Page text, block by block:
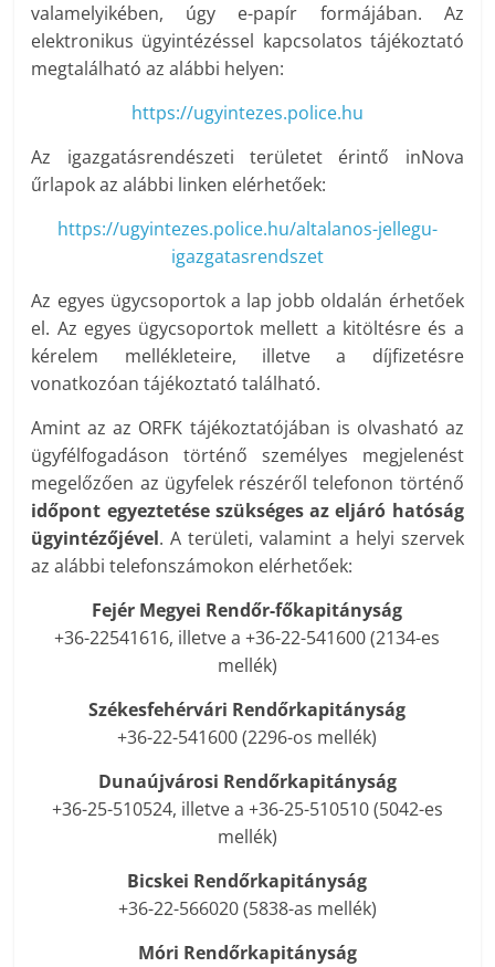
valamelyikében, úgy e-papír formájában. Az
elektronikus ügyintézéssel kapcsolatos tájékoztató
megtalálható az alábbi helyen:
https://ugyintezes.police.hu
Az igazgatásrendészeti területet érintő inNova
űrlapok az alábbi linken elérhetőek:
https://ugyintezes.police.hu/altalanos-jellegu-
igazgatasrendszet
Az egyes ügycsoportok a lap jobb oldalán érhetőek
el. Az egyes ügycsoportok mellett a kitöltésre és a
kérelem mellékleteire, illetve a díjfizetésre
vonatkozóan tájékoztató található.
Amint az az ORFK tájékoztatójában is olvasható az
ügyfélfogadáson történő személyes megjelenést
megelőzően az ügyfelek részéről telefonon történő
időpont egyeztetése szükséges az eljáró hatóság
ügyintézőjével. A területi, valamint a helyi szervek
az alábbi telefonszámokon elérhetőek:
Fejér Megyei Rendőr-főkapitányság
+36-22541616, illetve a +36-22-541600 (2134-es
mellék)
Székesfehérvári Rendőrkapitányság
+36-22-541600 (2296-os mellék)
Dunaújvárosi Rendőrkapitányság
+36-25-510524, illetve a +36-25-510510 (5042-es
mellék)
Bicskei Rendőrkapitányság
+36-22-566020 (5838-as mellék)
Móri Rendőrkapitányság